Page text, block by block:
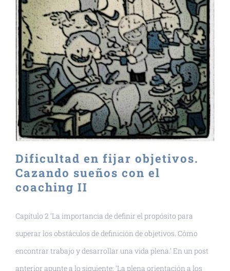
Dificultad en fijar objetivos.
Cazando sueños con el
coaching II
Capítulo 2 ‘La importancia de definir el propósito para
superar los obstáculos de definición de objetivos. Cómo
encontrar trabajo y desarrollar una vida plena.’ En un post
anterior apunte a lo siguiente: ‘La plena orientación a los